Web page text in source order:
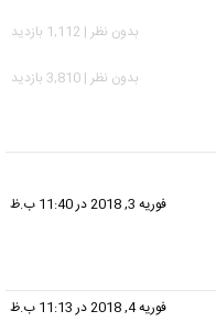
بدون نظر | 1,112 بازدید
بدون نظر | 3,810 بازدید
فوریه 3, 2018 در 11:40 ب.ظ
فوریه 4, 2018 در 11:13 ب.ظ